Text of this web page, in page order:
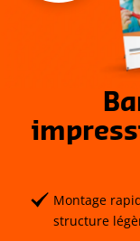
Montage
structure